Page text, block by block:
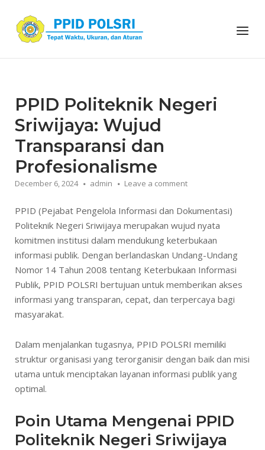
content
Home
Menu
PPID Politeknik Negeri
Sriwijaya: Wujud
Transparansi dan
Profesionalisme
December 6, 2024 admin Leave a comment
PPID (Pejabat Pengelola Informasi dan Dokumentasi)
Politeknik Negeri Sriwijaya merupakan wujud nyata
komitmen institusi dalam mendukung keterbukaan
informasi publik. Dengan berlandaskan Undang-Undang
Nomor 14 Tahun 2008 tentang Keterbukaan Informasi
Publik, PPID POLSRI bertujuan untuk memberikan akses
informasi yang transparan, cepat, dan terpercaya bagi
masyarakat.
Dalam menjalankan tugasnya, PPID POLSRI memiliki
struktur organisasi yang terorganisir dengan baik dan misi
utama untuk menciptakan layanan informasi publik yang
optimal.
Poin Utama Mengenai PPID
Politeknik Negeri Sriwijaya